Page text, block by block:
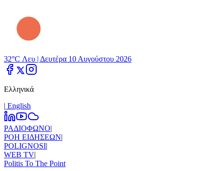
32°C Λευ | Δευτέρα 10 Αυγούστου 2026
Ελληνικά
| Εnglish
ΡΑΔΙΟΦΩΝΟ|
ΡΟΗ ΕΙΔΗΣΕΩΝ|
POLIGNOSI|
WEB TV|
Politis To The Point